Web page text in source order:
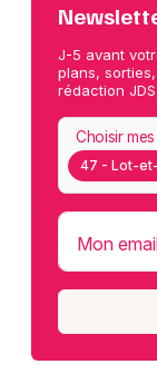
J-5 avant
plans,
rédaction
47 - Lot-
Choisir
Mon